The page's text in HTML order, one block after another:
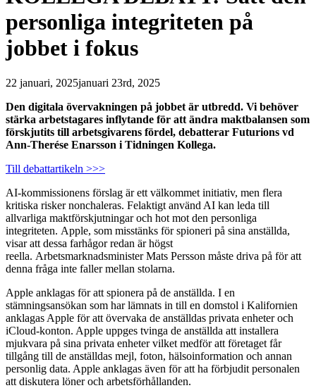
personliga integriteten på
jobbet i fokus
22 januari, 2025januari 23rd, 2025
Den digitala övervakningen på jobbet är utbredd. Vi behöver
stärka arbetstagares inflytande för att ändra maktbalansen som
förskjutits till arbetsgivarens fördel, debatterar Futurions vd
Ann-Therése Enarsson i Tidningen Kollega.
Till debattartikeln >>>
AI-kommissionens förslag är ett välkommet initiativ, men flera
kritiska risker nonchaleras. Felaktigt använd AI kan leda till
allvarliga maktförskjutningar och hot mot den personliga
integriteten. Apple, som misstänks för spioneri på sina anställda,
visar att dessa farhågor redan är högst
reella. Arbetsmarknadsminister Mats Persson måste driva på för att
denna fråga inte faller mellan stolarna.
Apple anklagas för att spionera på de anställda. I en
stämningsansökan som har lämnats in till en domstol i Kalifornien
anklagas Apple för att övervaka de anställdas privata enheter och
iCloud-konton. Apple uppges tvinga de anställda att installera
mjukvara på sina privata enheter vilket medför att företaget får
tillgång till de anställdas mejl, foton, hälsoinformation och annan
personlig data. Apple anklagas även för att ha förbjudit personalen
att diskutera löner och arbetsförhållanden.